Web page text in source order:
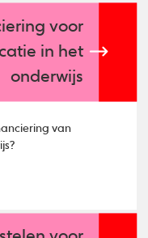
voor
in het
onderwijs
van